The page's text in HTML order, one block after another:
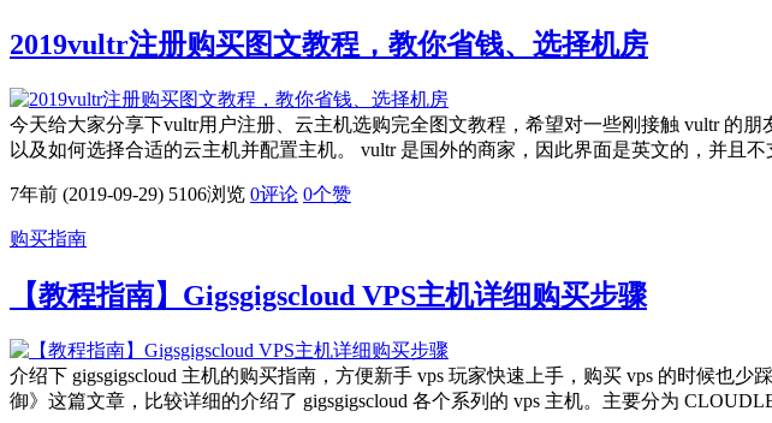
2019vultr注册购买图文教程，教你省钱、选择机房
今天给大家分享下vultr用户注册、云主机选购完全图文教程，希望对一些刚接触 vultr 的
以及如何选择合适的云主机并配置主机。 vultr 是国外的商家，因此界面是英文的，并
7年前 (2019-09-29) 5106浏览 0评论 0个赞
购买指南
【教程指南】Gigsgigscloud VPS主机详细购买步骤
介绍下 gigsgigscloud 主机的购买指南，方便新手 vps 玩家快速上手，购买 vps 的时候也
御》这篇文章，比较详细的介绍了 gigsgigscloud 各个系列的 vps 主机。主要分为